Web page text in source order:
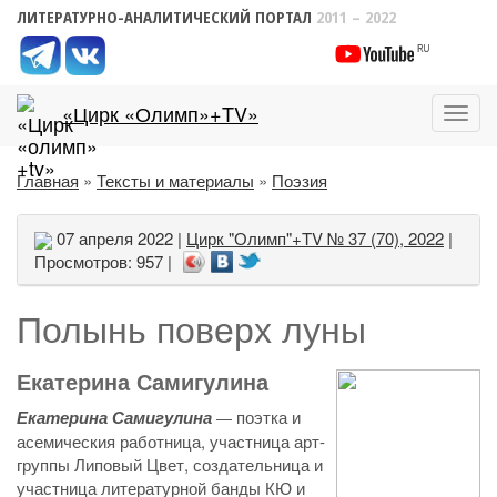
ЛИТЕРАТУРНО-АНАЛИТИЧЕСКИЙ ПОРТАЛ 2011 – 2022
меню
«Цирк «Олимп»+TV»
Главная » Тексты и материалы » Поэзия
07 апреля 2022 | Цирк "Олимп"+TV № 37 (70), 2022 |
Просмотров: 957 |
Полынь поверх луны
Екатерина Самигулина
Екатерина Самигулина — поэтка и
асемическия работница, участница арт-
группы Липовый Цвет, создательница и
участница литературной банды КЮ и